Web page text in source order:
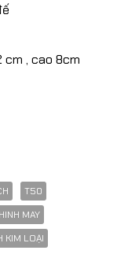
cm , cao 8cm
T50
MAY
KIM LOẠI